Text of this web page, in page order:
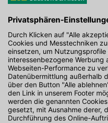
Hier gibt's die kostenlose App
Kontakt
Unser Onlineshop Team ist
Uhr unter der Telefonnummer